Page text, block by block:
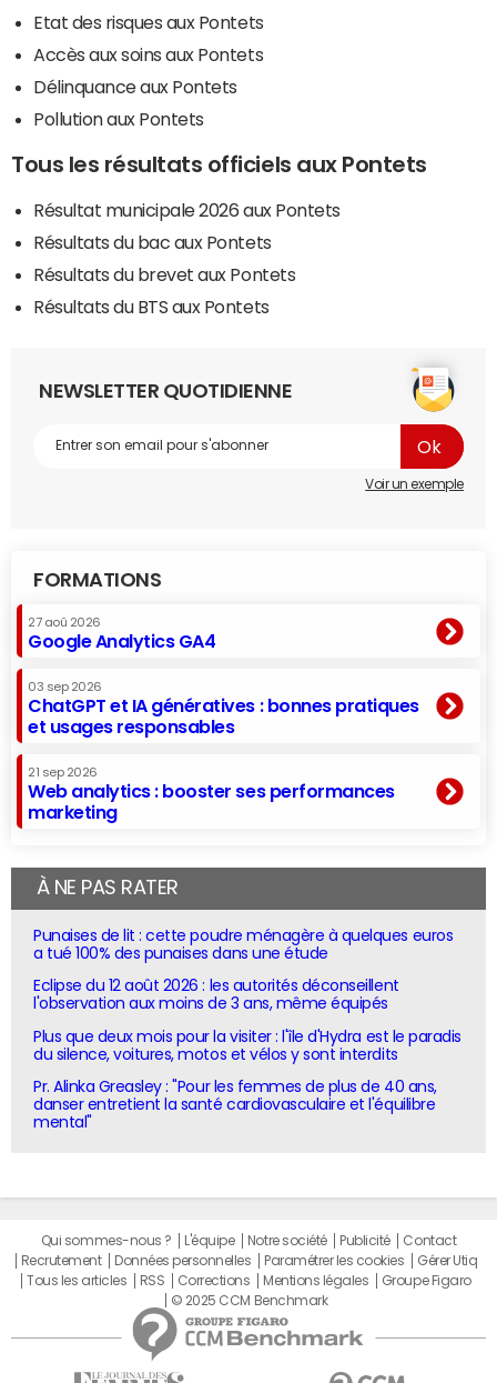
Etat des risques aux Pontets
Accès aux soins aux Pontets
Délinquance aux Pontets
Pollution aux Pontets
Tous les résultats officiels aux Pontets
Résultat municipale 2026 aux Pontets
Résultats du bac aux Pontets
Résultats du brevet aux Pontets
Résultats du BTS aux Pontets
NEWSLETTER QUOTIDIENNE
Voir un exemple
FORMATIONS
27 aoû 2026
Google Analytics GA4
03 sep 2026
ChatGPT et IA génératives : bonnes pratiques
et usages responsables
21 sep 2026
Web analytics : booster ses performances
marketing
À NE PAS RATER
Punaises de lit : cette poudre ménagère à quelques euros
a tué 100% des punaises dans une étude
Eclipse du 12 août 2026 : les autorités déconseillent
l'observation aux moins de 3 ans, même équipés
Plus que deux mois pour la visiter : l'île d'Hydra est le paradis
du silence, voitures, motos et vélos y sont interdits
Pr. Alinka Greasley : "Pour les femmes de plus de 40 ans,
danser entretient la santé cardiovasculaire et l'équilibre
mental"
Qui sommes-nous ? L'équipe Notre société Publicité
Contact
Recrutement
Données personnelles Paramétrer les cookies
Gérer Utiq
Tous les articles
RSS Corrections Mentions légales
Groupe Figaro
© 2025 CCM Benchmark